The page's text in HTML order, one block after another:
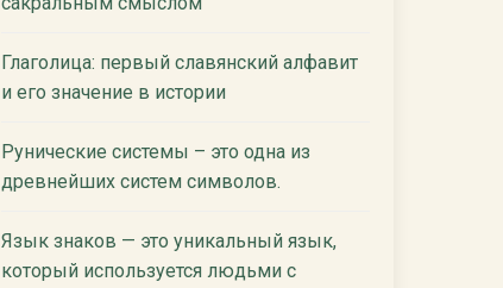
Глаголица: первый славянский алфавит
и его значение в истории
Рунические системы – это одна из
древнейших систем символов.
Язык знаков — это уникальный язык,
который используется людьми с